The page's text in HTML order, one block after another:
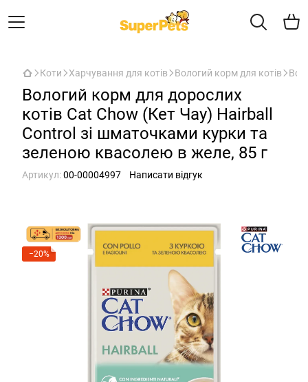
Коти Харчування для котів Вологий корм для котів
Вологий корм для дорослих
котів Cat Chow (Кет Чау) Hairball
Control зі шматочками курки та
зеленою квасолею в желе, 85 г
Артикул:00-00004997 Написати відгук
−20%